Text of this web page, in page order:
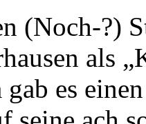
(Noch-?)
als
es